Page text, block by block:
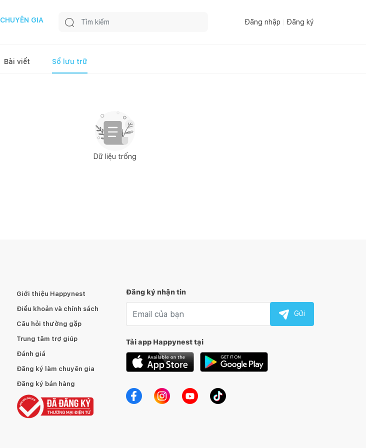
CHUYÊN GIA Đăng nhập Đăng ký
Bài viết Sổ lưu trữ
Dữ liệu trống
Giới thiệu Happynest
Điều khoản và chính sách
Câu hỏi thường gặp
Trung tâm trợ giúp
Đánh giá
Đăng ký làm chuyên gia
Đăng ký bán hàng
Đăng ký nhận tin
Gửi
Tải app Happynest tại